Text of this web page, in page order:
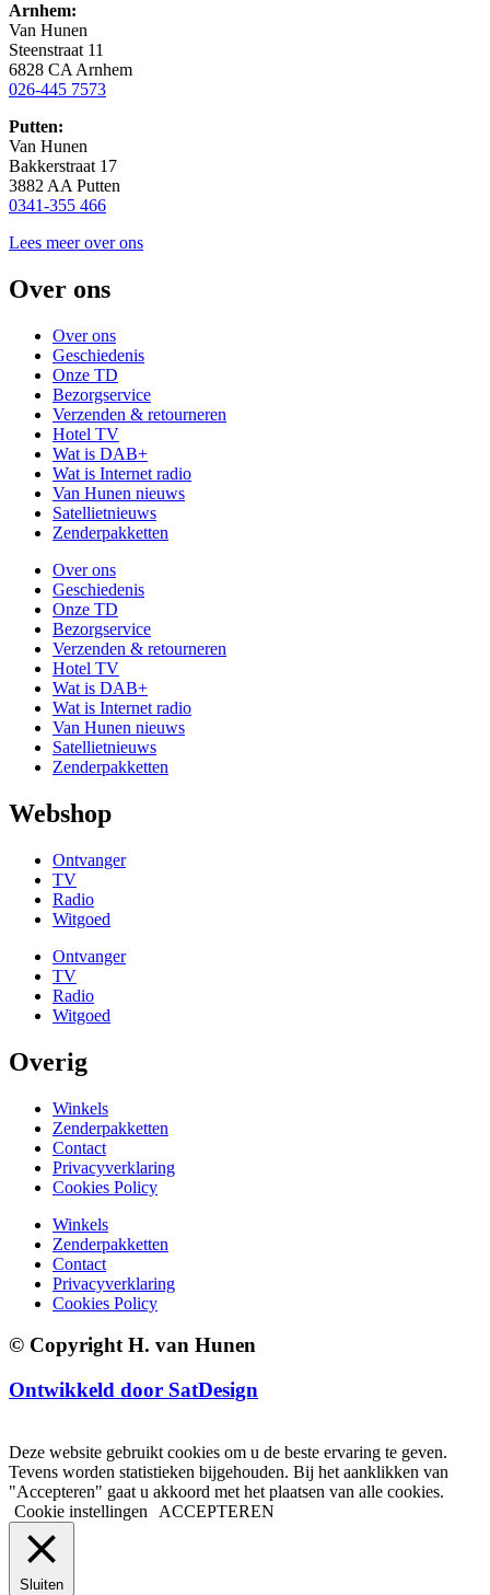
Arnhem:
Van Hunen
Steenstraat 11
6828 CA Arnhem
026-445 7573
Putten:
Van Hunen
Bakkerstraat 17
3882 AA Putten
0341-355 466
Lees meer over ons
Over ons
Over ons
Geschiedenis
Onze TD
Bezorgservice
Verzenden & retourneren
Hotel TV
Wat is DAB+
Wat is Internet radio
Van Hunen nieuws
Satellietnieuws
Zenderpakketten
Over ons
Geschiedenis
Onze TD
Bezorgservice
Verzenden & retourneren
Hotel TV
Wat is DAB+
Wat is Internet radio
Van Hunen nieuws
Satellietnieuws
Zenderpakketten
Webshop
Ontvanger
TV
Radio
Witgoed
Ontvanger
TV
Radio
Witgoed
Overig
Winkels
Zenderpakketten
Contact
Privacyverklaring
Cookies Policy
Winkels
Zenderpakketten
Contact
Privacyverklaring
Cookies Policy
© Copyright H. van Hunen
Ontwikkeld door SatDesign
Deze website gebruikt cookies om u de beste ervaring te geven.
Tevens worden statistieken bijgehouden. Bij het aanklikken van
"Accepteren" gaat u akkoord met het plaatsen van alle cookies.
Cookie instellingen
ACCEPTEREN
Sluiten